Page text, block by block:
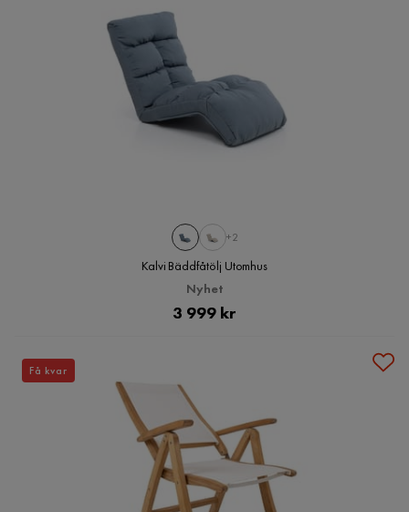
+2
Kalvi Bäddfåtölj Utomhus
Nyhet
Pris
3 999 kr
Få kvar